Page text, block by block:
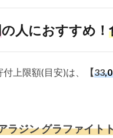
の人におすすめ！
上限額(目安)は、 【33
ラジン グラファイ